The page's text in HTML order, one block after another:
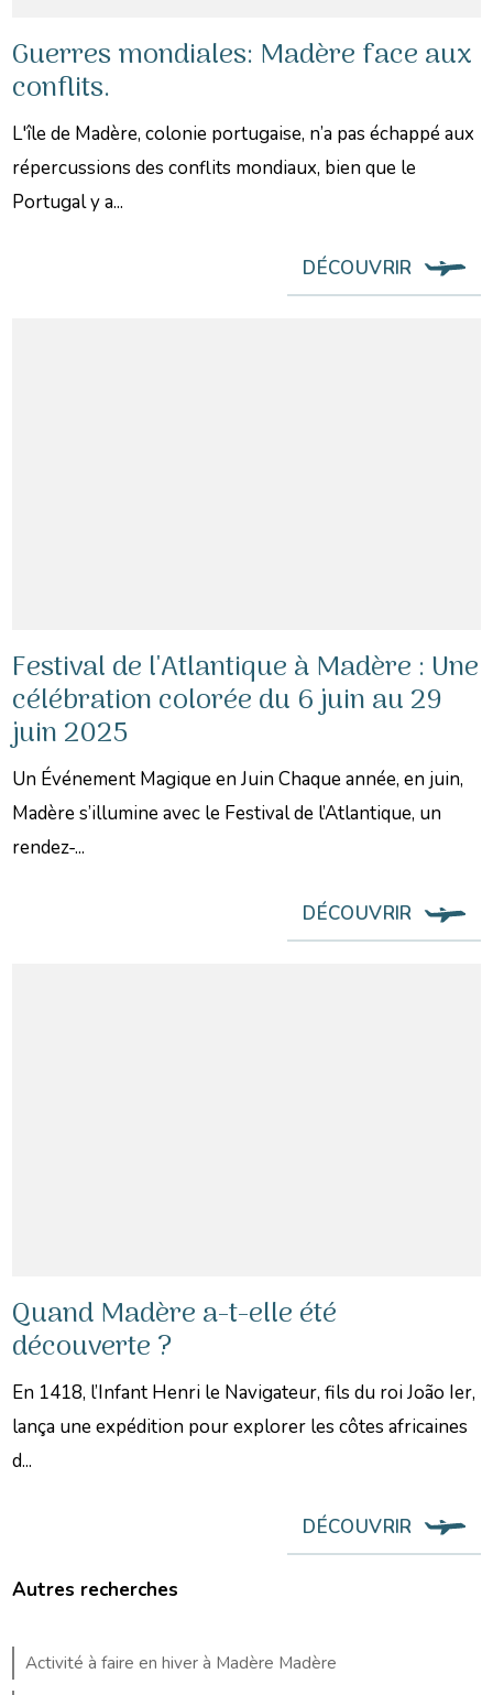
Guerres mondiales: Madère face aux
conflits.
L'île de Madère, colonie portugaise, n’a pas échappé aux
répercussions des conflits mondiaux, bien que le
Portugal y a...
DÉCOUVRIR
Festival de l'Atlantique à Madère : Une
célébration colorée du 6 juin au 29
juin 2025
Un Événement Magique en Juin Chaque année, en juin,
Madère s’illumine avec le Festival de l’Atlantique, un
rendez-...
DÉCOUVRIR
Quand Madère a-t-elle été
découverte ?
En 1418, l’Infant Henri le Navigateur, fils du roi João Ier,
lança une expédition pour explorer les côtes africaines
d...
DÉCOUVRIR
Autres recherches
Activité à faire en hiver à Madère Madère